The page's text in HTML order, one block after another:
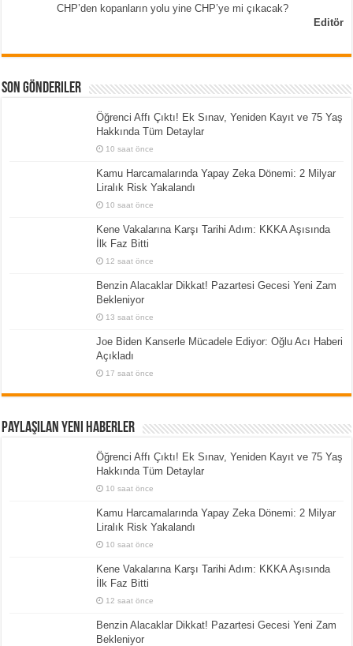
CHP’den kopanların yolu yine CHP’ye mi çıkacak?
Editör
Son Gönderiler
Öğrenci Affı Çıktı! Ek Sınav, Yeniden Kayıt ve 75 Yaş
Hakkında Tüm Detaylar
10 saat önce
Kamu Harcamalarında Yapay Zeka Dönemi: 2 Milyar
Liralık Risk Yakalandı
10 saat önce
Kene Vakalarına Karşı Tarihi Adım: KKKA Aşısında
İlk Faz Bitti
12 saat önce
Benzin Alacaklar Dikkat! Pazartesi Gecesi Yeni Zam
Bekleniyor
13 saat önce
Joe Biden Kanserle Mücadele Ediyor: Oğlu Acı Haberi
Açıkladı
17 saat önce
Paylaşılan Yeni Haberler
Öğrenci Affı Çıktı! Ek Sınav, Yeniden Kayıt ve 75 Yaş
Hakkında Tüm Detaylar
10 saat önce
Kamu Harcamalarında Yapay Zeka Dönemi: 2 Milyar
Liralık Risk Yakalandı
10 saat önce
Kene Vakalarına Karşı Tarihi Adım: KKKA Aşısında
İlk Faz Bitti
12 saat önce
Benzin Alacaklar Dikkat! Pazartesi Gecesi Yeni Zam
Bekleniyor